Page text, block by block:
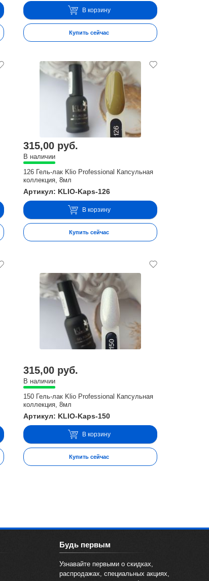
В корзину
Купить сейчас
315,00 руб.
В наличии
126 Гель-лак Klio Professional Капсульная
коллекция, 8мл
Артикул: KLIO-Kaps-126
В корзину
Купить сейчас
315,00 руб.
В наличии
150 Гель-лак Klio Professional Капсульная
коллекция, 8мл
Артикул: KLIO-Kaps-150
В корзину
Купить сейчас
Будь первым
Узнавайте первыми о скидках,
распродажах, специальных акциях,